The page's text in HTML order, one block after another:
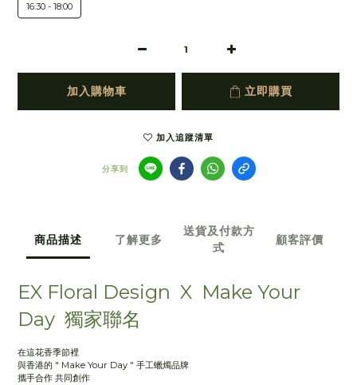
16:30 - 18:00
加入購物車 立即購買
加入追蹤清單
分享到
商品描述 了解更多
送貨及付款方
式
顧客評價
EX Floral Design X Make Your
Day 獨家聯名
在這花香季節裡
與香港的 " Make Your Day " 手工蠟燭品牌
攜手合作 共同創作